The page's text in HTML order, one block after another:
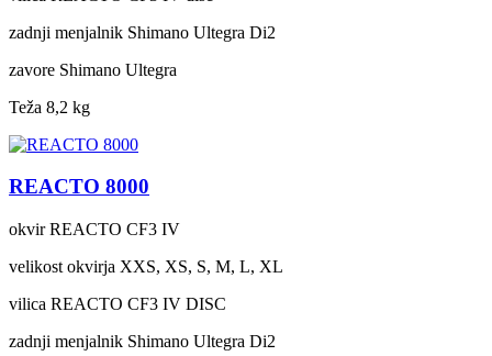
zadnji menjalnik Shimano Ultegra Di2
zavore Shimano Ultegra
Teža 8,2 kg
REACTO 8000
okvir REACTO CF3 IV
velikost okvirja XXS, XS, S, M, L, XL
vilica REACTO CF3 IV DISC
zadnji menjalnik Shimano Ultegra Di2